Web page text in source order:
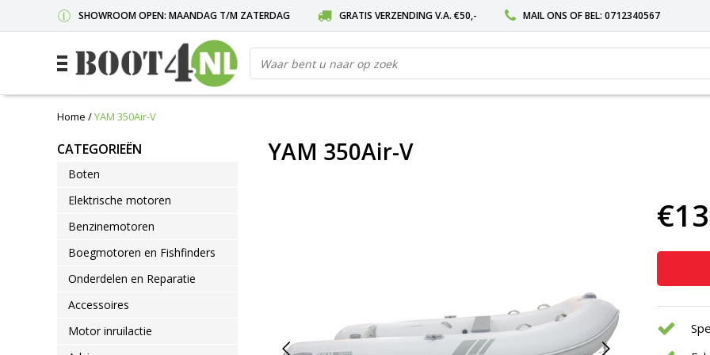
SHOWROOM OPEN: MAANDAG T/M ZATERDAG GRATIS VERZENDING V.A. €50,- MAIL ONS OF BEL: 0712340567
Home /YAM 350Air-V
CATEGORIEËN
Boten
Elektrische motoren
Benzinemotoren
Boegmotoren en Fishfinders
Onderdelen en Reparatie
Accessoires
Motor inruilactie
YAM 350Air-V